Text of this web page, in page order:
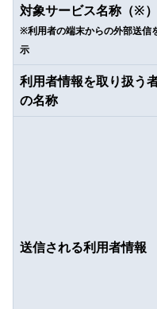
対象サービス名称（※）
※利用者の端末からの外部送信
示
利用者情報を取り扱う
の名称
送信される利用者情報